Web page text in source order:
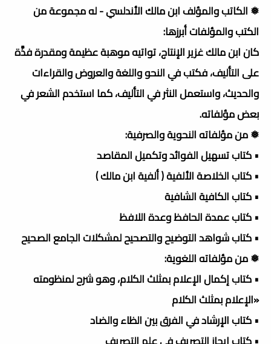
❅ الكاتب والمؤلف ابن مالك الأندلسي - له مجموعة من
الكتب والمؤلفات أبرزها:
كان ابن مالك غزير الإنتاج، تواتيه موهبة عظيمة ومقدرة فذَّة
على التأليف، فكتب في النحو واللغة والعروض والقراءات
والحديث، واستعمل النثر في التأليف، كما استخدم الشعر في
بعض مؤلفاته.
❅ من مؤلفاته النحوية والصرفية:
• كتاب تسهيل الفوائد وتكميل المقاصد
• كتاب الخلاصة الألفية ( ألفية ابن مالك )
• كتاب الكافية الشافية
• كتاب عمدة الحافظ وعدة اللافظ
• كتاب شواهد التوضيح والتصحيح لمشكلات الجامع الصحيح
❅ من مؤلفاته اللغوية:
• كتاب إكمال الإعلام بمثلث الكلام، وهو شرح لمنظومته
«الإعلام بمثلث الكلام
• كتاب الإرشاد في الفرق بين الظاء والضاد